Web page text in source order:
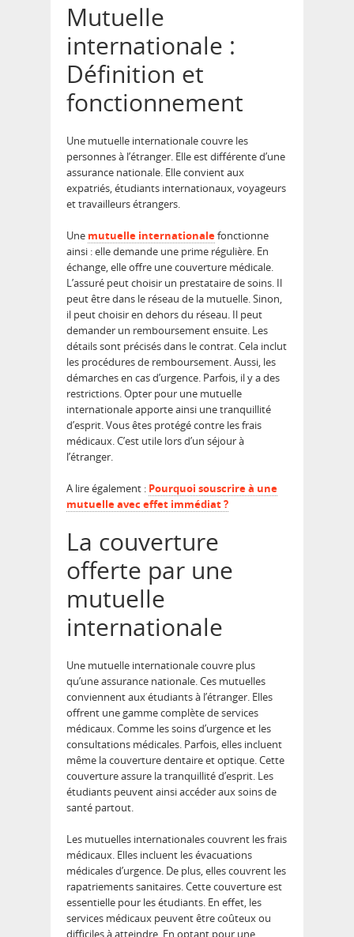
Mutuelle
internationale :
Définition et
fonctionnement
Une mutuelle internationale couvre les
personnes à l’étranger. Elle est différente d’une
assurance nationale. Elle convient aux
expatriés, étudiants internationaux, voyageurs
et travailleurs étrangers.
Une mutuelle internationalefonctionne
ainsi : elle demande une prime régulière. En
échange, elle offre une couverture médicale.
L’assuré peut choisir un prestataire de soins. Il
peut être dans le réseau de la mutuelle. Sinon,
il peut choisir en dehors du réseau. Il peut
demander un remboursement ensuite. Les
détails sont précisés dans le contrat. Cela inclut
les procédures de remboursement. Aussi, les
démarches en cas d’urgence. Parfois, il y a des
restrictions. Opter pour une mutuelle
internationale apporte ainsi une tranquillité
d’esprit. Vous êtes protégé contre les frais
médicaux. C’est utile lors d’un séjour à
l’étranger.
A lire également : Pourquoi souscrire à une
mutuelle avec effet immédiat ?
La couverture
offerte par une
mutuelle
internationale
Une mutuelle internationale couvre plus
qu’une assurance nationale. Ces mutuelles
conviennent aux étudiants à l’étranger. Elles
offrent une gamme complète de services
médicaux. Comme les soins d’urgence et les
consultations médicales. Parfois, elles incluent
même la couverture dentaire et optique. Cette
couverture assure la tranquillité d’esprit. Les
étudiants peuvent ainsi accéder aux soins de
santé partout.
Les mutuelles internationales couvrent les frais
médicaux. Elles incluent les évacuations
médicales d’urgence. De plus, elles couvrent les
rapatriements sanitaires. Cette couverture est
essentielle pour les étudiants. En effet, les
services médicaux peuvent être coûteux ou